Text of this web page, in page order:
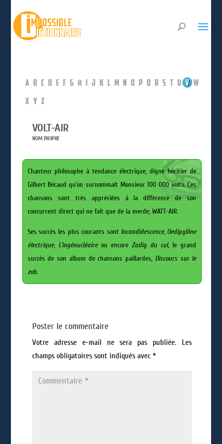
A B C D E F G H I J K L M N O P Q R S T U V W
X Y Z
VOLT-AIR
NOM PROPRE
Chanteur philosophe à tendance électrique, digne héritier de
Gilbert Bécaud qu’on surnommait Monsieur 100 000 volts. Ces
chansons sont très appréciées à la différence de son
concurrent direct qui ne fait que de la merde, WATT-AIR.
Ses succès les plus courants sont Incandidescence, Oedipylône
électrique, L’ingénucléaireou encoreZadig du cul, le grand
succès de son album de chansons paillardes, Discours sur le
zob.
Poster le commentaire
Votre adresse e-mail ne sera pas publiée.
Les
champs obligatoires sont indiqués avec *